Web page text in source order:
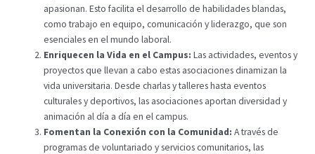
apasionan. Esto facilita el desarrollo de habilidades blandas,
como trabajo en equipo, comunicación y liderazgo, que son
esenciales en el mundo laboral.
Enriquecen la Vida en el Campus: Las actividades, eventos y
proyectos que llevan a cabo estas asociaciones dinamizan la
vida universitaria. Desde charlas y talleres hasta eventos
culturales y deportivos, las asociaciones aportan diversidad y
animación al día a día en el campus.
Fomentan la Conexión con la Comunidad: A través de
programas de voluntariado y servicios comunitarios, las